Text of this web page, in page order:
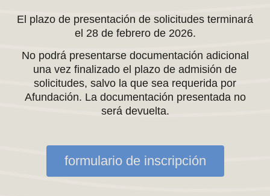
El plazo de presentación de solicitudes terminará
el 28 de febrero de 2026.
No podrá presentarse documentación adicional
una vez finalizado el plazo de admisión de
solicitudes, salvo la que sea requerida por
Afundación. La documentación presentada no
será devuelta.
formulario de inscripción